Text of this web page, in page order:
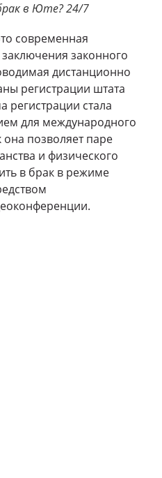
в Юте? 24/7
современная
законного
дистанционно
регистрации штата
стала
для международного
она позволяет паре
и физического
в брак в режиме